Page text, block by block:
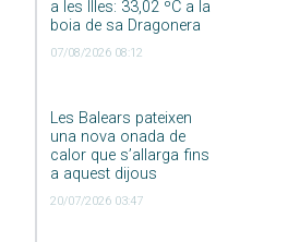
a les Illes: 33,02 ºC a la
boia de sa Dragonera
07/08/2026 08:12
Les Balears pateixen
una nova onada de
calor que s’allarga fins
a aquest dijous
20/07/2026 03:47